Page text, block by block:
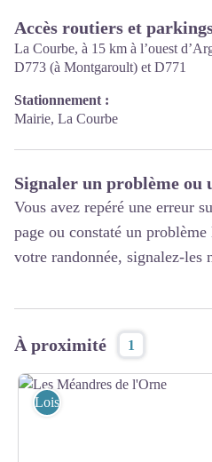
Accès routiers et
La Courbe, à 15 km à l’ouest
D773 (à Montgaroult) et D771
Stationnement :
Mairie, La Courbe
Signaler un problème ou
Vous avez repéré une erreur
page ou constaté un problème
votre randonnée, signalez-les
À proximité 1
Loisirs et activités